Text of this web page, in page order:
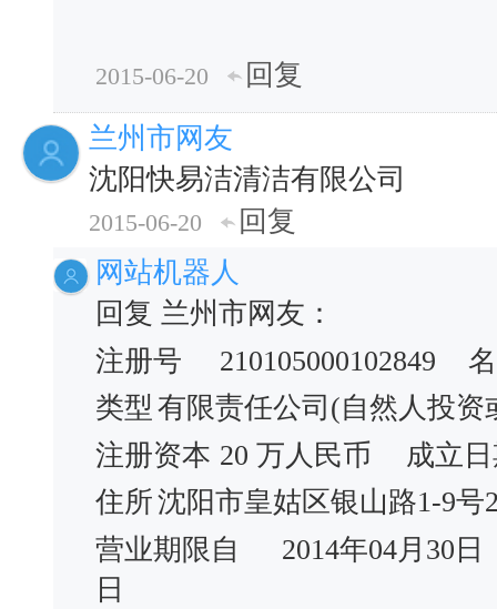
2015-06-20
回复
兰州市网友
沈阳快易洁清洁有限公司
2015-06-20
回复
网站机器人
回复 兰州市网友：
注册号
210105000102849
类型 有限责任公司(自然人投资
注册资本 20 万人民币
成立
住所沈阳市皇姑区银山路1-9号
营业期限自
2014年04月30日
日